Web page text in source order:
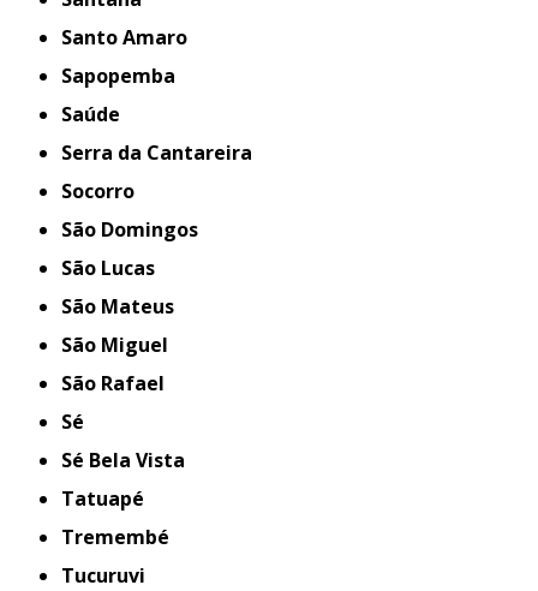
Santo Amaro
Sapopemba
Saúde
Serra da Cantareira
Socorro
São Domingos
São Lucas
São Mateus
São Miguel
São Rafael
Sé
Sé Bela Vista
Tatuapé
Tremembé
Tucuruvi